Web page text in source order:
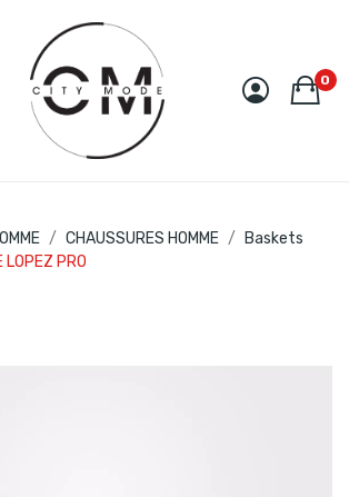
0
CHAUSSURES HOMME
Baskets
LOPEZ PRO